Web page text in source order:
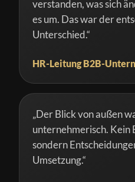
verstanden, was sich
es um. Das war der
Unterschied.“
HR-Leitung B2B-
„Der Blick von außen
unternehmerisch. Kein
sondern
Umsetzung.“